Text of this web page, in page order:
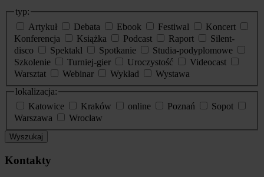
typ:
Artykuł
Debata Ebook Festiwal
Koncert
Konferencja
Książka Podcast Raport
Silent-
disco
Spektakl Spotkanie
Studia-podyplomowe
Szkolenie
Turniej-gier Uroczystość
Videocast
Warsztat
Webinar Wykład
Wystawa
lokalizacja:
Katowice
Kraków online Poznań
Sopot
Warszawa
Wrocław
Wyszukaj
Kontakty